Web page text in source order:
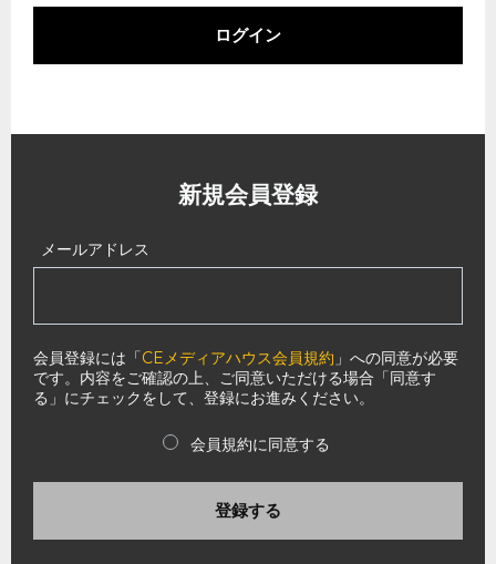
ログイン
新規会員登録
メールアドレス
会員登録には「CEメディアハウス会員規約 」への同意が必要
です。内容をご確認の上、ご同意いただける場合「同意す
る」にチェックをして、登録にお進みください。
会員規約に同意する
登録する